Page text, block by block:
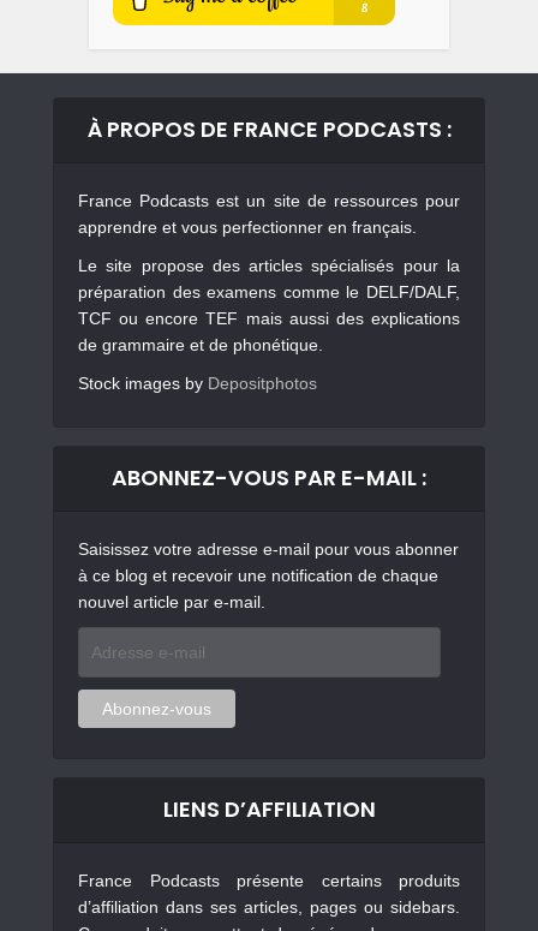
À PROPOS DE FRANCE PODCASTS :
France Podcasts est un site de ressources pour
apprendre et vous perfectionner en français.
Le site propose des articles spécialisés pour la
préparation des examens comme le DELF/DALF,
TCF ou encore TEF mais aussi des explications
de grammaire et de phonétique.
Stock images by Depositphotos
ABONNEZ-VOUS PAR E-MAIL :
Saisissez votre adresse e-mail pour vous abonner
à ce blog et recevoir une notification de chaque
nouvel article par e-mail.
mail
Abonnez-vous
LIENS D’AFFILIATION
France Podcasts présente certains produits
d’affiliation dans ses articles, pages ou sidebars.